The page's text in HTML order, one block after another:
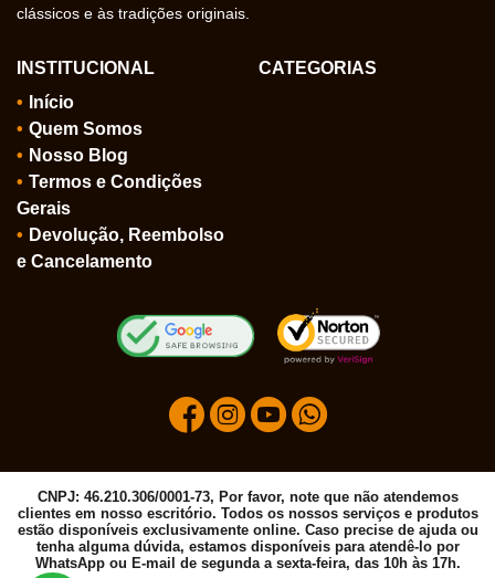
clássicos e às tradições originais.
INSTITUCIONAL
Início
Quem Somos
Nosso Blog
Termos e Condições
Gerais
Devolução, Reembolso
e Cancelamento
CATEGORIAS
CNPJ: 46.210.306/0001-73, Por favor, note que não atendemos
clientes em nosso escritório. Todos os nossos serviços e produtos
estão disponíveis exclusivamente online. Caso precise de ajuda ou
tenha alguma dúvida, estamos disponíveis para atendê-lo por
WhatsApp ou E-mail de segunda a sexta-feira, das 10h às 17h.